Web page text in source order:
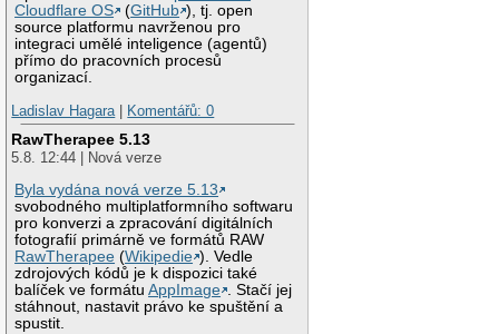
Cloudflare OS
(GitHub ), tj. open
source platformu navrženou pro
integraci umělé inteligence (agentů)
přímo do pracovních procesů
organizací.
Ladislav Hagara
Komentářů: 0
RawTherapee 5.13
5.8. 12:44 | Nová verze
Byla vydána nová verze 5.13
svobodného multiplatformního softwaru
pro konverzi a zpracování digitálních
fotografií primárně ve formátů RAW
RawTherapee (Wikipedie ). Vedle
zdrojových kódů je k dispozici také
balíček ve formátuAppImage . Stačí jej
stáhnout, nastavit právo ke spuštění a
spustit.